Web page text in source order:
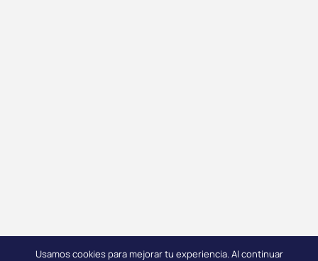
Usamos cookies para mejorar tu experiencia. Al continuar